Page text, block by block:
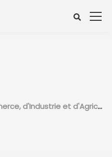
CCIAD | Chambre de Commerce, d'Industrie et d'Agriculture de Dakar